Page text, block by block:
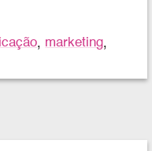
, marketing,